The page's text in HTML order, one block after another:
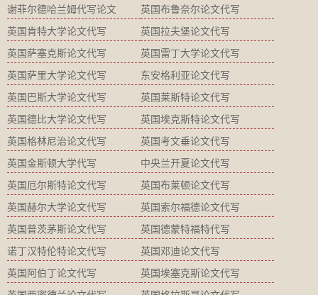
谢菲尔德哈兰姆代写论文 英国布鲁奈尔论文代写
英国肯特大学论文代写 英国拉夫堡论文代写
英国萨塞克斯论文代写 英国雷丁大学论文代写
英国萨里大学论文代写 东安格利亚论文代写
英国巴斯大学论文代写 英国莱斯特论文代写
英国德比大学论文代写 英国埃克斯特论文代写
英国格林尼治论文代写 英国考文垂论文代写
英国金斯顿大学代写 中央兰开夏论文代写
英国厄尔斯特论文代写 英国布莱顿论文代写
英国赫尔大学论文代写 英国索尔福德论文代写
英国普茨茅斯论文代写 英国德蒙特福特代写
诺丁汉特伦特论文代写 英国邓迪论文代写
英国阿伯丁论文代写 英国埃塞克斯论文代写